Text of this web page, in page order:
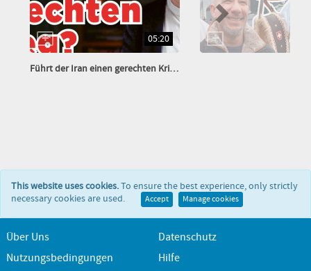
05:20
Führt der Iran einen gerechten Krieg?
This website uses cookies.To ensure the best experience, only strictly
necessary cookies are used.
Accept Manage cookies
Über Uns
Datenschutz
Nutzungsbedingungen
Hilfe